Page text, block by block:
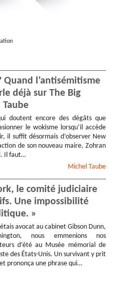
Quand l’antisémitisme
déjà sur The Big
Taube
doutent encore des dégâts que
le wokisme lorsqu’il accède
il suffit désormais d’observer New
de son nouveau maire, Zohran
Il faut…
Michel Taube
le comité judiciaire
Une impossibilité
»
avocat au cabinet Gibson Dunn,
nous emmenions nos
d’été au Musée mémorial de
des États-Unis. Un survivant y prit
prononça une phrase qui…